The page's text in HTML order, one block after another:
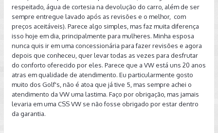
respeitado, água de cortesia na devolução do carro, além de ser
sempre entregue lavado após as revisões e o melhor, com
preços aceitáveis). Parece algo simples, mas faz muita diferença
isso hoje em dia, principalmente para mulheres. Minha esposa
nunca quis ir em uma concessionária para fazer revisões e agora
depois que conheceu, quer levar todas as vezes para desfrutar
do conforto oferecido por eles. Parece que a VW está uns 20 anos
atras em qualidade de atendimento. Eu particularmente gosto
muito dos Golf's, não é atoa que já tive 5, mas sempre achei o
atendimento da VW uma lastima. Faço por obrigação, mas jamais
levaria em uma CSS VW se não fosse obrigado por estar dentro
da garantia.